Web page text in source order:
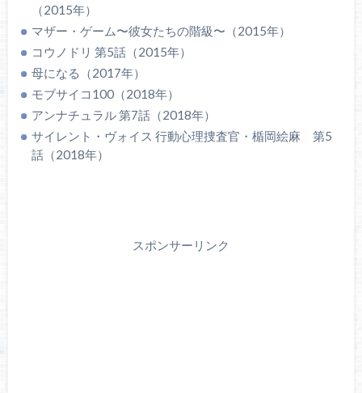
（2015年）
マザー・ゲーム〜彼女たちの階級〜（2015年）
コウノドリ 第5話（2015年）
母になる（2017年）
モブサイコ100（2018年）
アンナチュラル 第7話（2018年）
サイレント・ヴォイス 行動心理捜査官・楯岡絵麻 第5
話（2018年）
スポンサーリンク